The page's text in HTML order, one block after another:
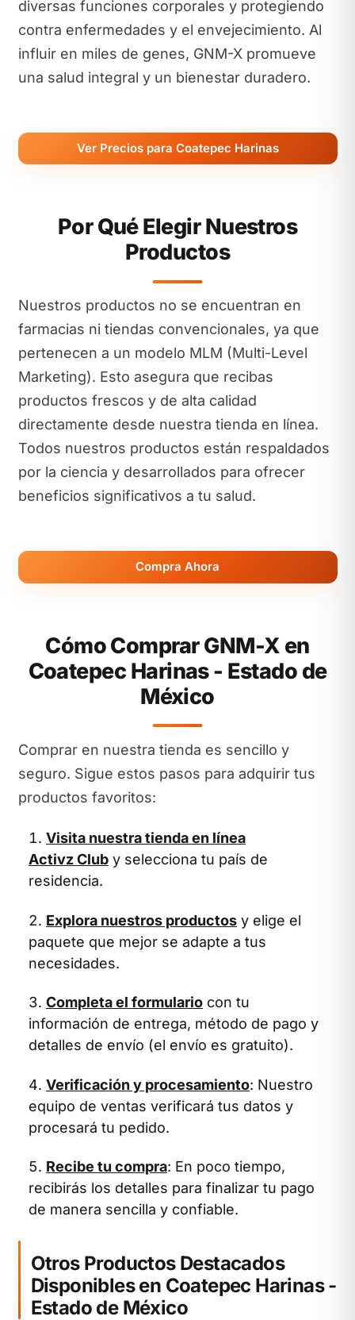
diversas funciones corporales y protegiendo
contra enfermedades y el envejecimiento. Al
influir en miles de genes, GNM-X promueve
una salud integral y un bienestar duradero.
Ver Precios para Coatepec Harinas
Por Qué Elegir Nuestros
Productos
Nuestros productos no se encuentran en
farmacias ni tiendas convencionales, ya que
pertenecen a un modelo MLM (Multi-Level
Marketing). Esto asegura que recibas
productos frescos y de alta calidad
directamente desde nuestra tienda en línea.
Todos nuestros productos están respaldados
por la ciencia y desarrollados para ofrecer
beneficios significativos a tu salud.
Compra Ahora
Cómo Comprar GNM-X en
Coatepec Harinas - Estado de
México
Comprar en nuestra tienda es sencillo y
seguro. Sigue estos pasos para adquirir tus
productos favoritos:
Visita nuestra tienda en línea
Activz Club y selecciona tu país de
residencia.
Explora nuestros productos y elige el
paquete que mejor se adapte a tus
necesidades.
Completa el formulario con tu
información de entrega, método de pago y
detalles de envío (el envío es gratuito).
Verificación y procesamiento: Nuestro
equipo de ventas verificará tus datos y
procesará tu pedido.
Recibe tu compra: En poco tiempo,
recibirás los detalles para finalizar tu pago
de manera sencilla y confiable.
Otros Productos Destacados
Disponibles en Coatepec Harinas -
Estado de México